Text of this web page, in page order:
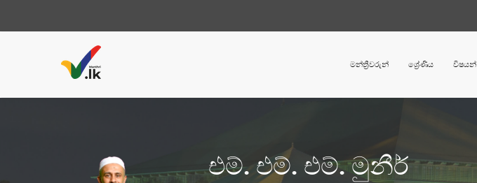
මන්ත්‍රීවරුන් ශ්‍රේණිය විෂයන්
එම්. එම්. එම්. මුනීර්